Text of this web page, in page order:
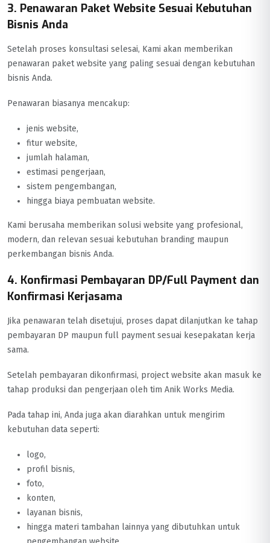
3. Penawaran Paket Website Sesuai Kebutuhan
Bisnis Anda
Setelah proses konsultasi selesai, Kami akan memberikan
penawaran paket website yang paling sesuai dengan kebutuhan
bisnis Anda.
Penawaran biasanya mencakup:
jenis website,
fitur website,
jumlah halaman,
estimasi pengerjaan,
sistem pengembangan,
hingga biaya pembuatan website.
Kami berusaha memberikan solusi website yang profesional,
modern, dan relevan sesuai kebutuhan branding maupun
perkembangan bisnis Anda.
4. Konfirmasi Pembayaran DP/Full Payment dan
Konfirmasi Kerjasama
Jika penawaran telah disetujui, proses dapat dilanjutkan ke tahap
pembayaran DP maupun full payment sesuai kesepakatan kerja
sama.
Setelah pembayaran dikonfirmasi, project website akan masuk ke
tahap produksi dan pengerjaan oleh tim Anik Works Media.
Pada tahap ini, Anda juga akan diarahkan untuk mengirim
kebutuhan data seperti:
logo,
profil bisnis,
foto,
konten,
layanan bisnis,
hingga materi tambahan lainnya yang dibutuhkan untuk